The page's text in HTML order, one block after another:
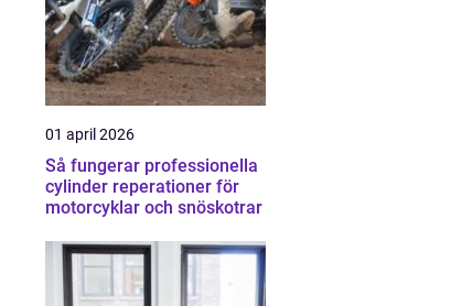
01 april 2026
Så fungerar professionella
cylinder reperationer för
motorcyklar och snöskotrar